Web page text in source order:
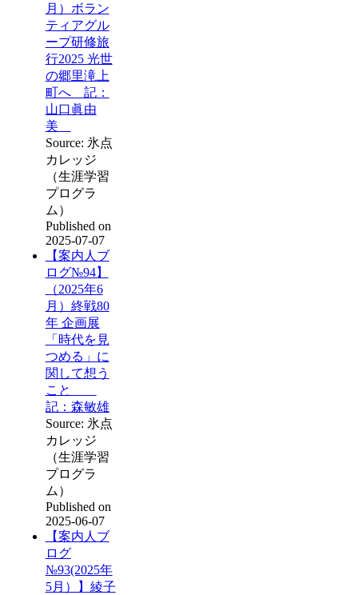
月）ボラン
ティアグル
ープ研修旅
行2025 光世
の郷里滝上
町へ 記：
山口眞由
美
Source: 氷点
カレッジ
（生涯学習
プログラ
ム）
Published on
2025-07-07
【案内人ブ
ログ№94】
（2025年6
月）終戦80
年 企画展
「時代を見
つめる」に
関して想う
こと
記：森敏雄
Source: 氷点
カレッジ
（生涯学習
プログラ
ム）
Published on
2025-06-07
【案内人ブ
ログ
№93(2025年
5月）】綾子